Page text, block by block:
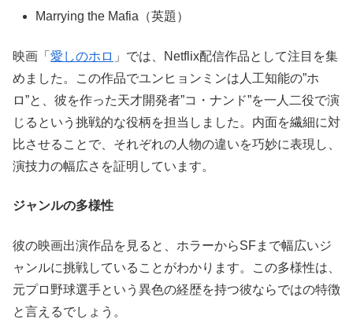
Marrying the Mafia（英題）
映画「 愛しのホロ 」では、Netflix配信作品として注目を集
めました。この作品でユンヒョンミンは人工知能の”ホ
ロ”と、彼を作った天才開発者”コ・ナンド”を一人二役で演
じるという挑戦的な役柄を担当しました。内面を繊細に対
比させることで、それぞれの人物の違いを巧妙に表現し、
演技力の幅広さを証明しています。
ジャンルの多様性
彼の映画出演作品を見ると、ホラーからSFまで幅広いジ
ャンルに挑戦していることがわかります。この多様性は、
元プロ野球選手という異色の経歴を持つ彼ならではの特徴
と言えるでしょう。